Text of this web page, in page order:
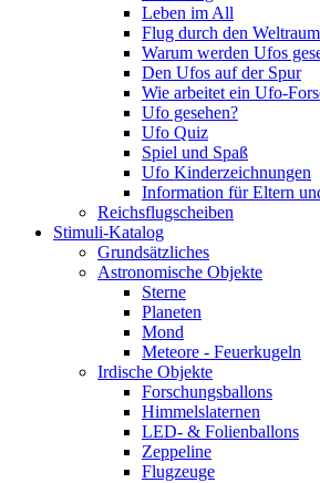
Leben im All
Flug durch den Weltraum
Warum werden Ufos
Den Ufos auf der Spur
Wie arbeitet ein Ufo-
Ufo gesehen?
Ufo Quiz
Spiel und Spaß
Ufo Kinderzeichnungen
Information für Eltern
Reichsflugscheiben
Stimuli-Katalog
Grundsätzliches
Astronomische Objekte
Sterne
Planeten
Mond
Meteore - Feuerkugeln
Irdische Objekte
Forschungsballons
Himmelslaternen
LED- & Folienballons
Zeppeline
Flugzeuge